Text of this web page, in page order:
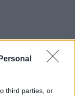
third parties, or